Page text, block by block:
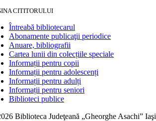
CITITORULUI
Întreabă bibliotecarul
Abonamente publicaţii periodice
Anuare, bibliografii
Cartea lunii din colecțiile speciale
Informații pentru copii
Informații pentru adolescenți
Informații pentru adulți
Informații pentru seniori
Biblioteci publice
Biblioteca Judeţeană „Gheorghe Asachi” Iaşi